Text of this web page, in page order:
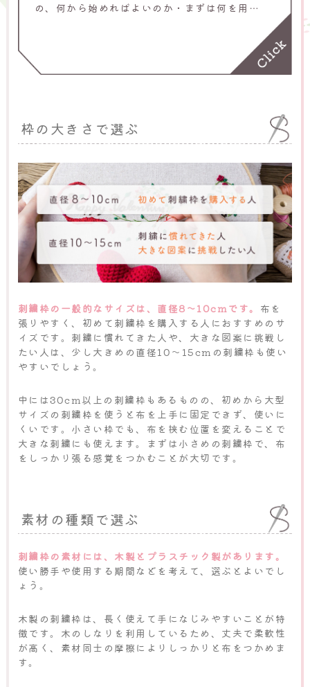
の、何から始めればよいのか・まずは何を用意
枠の大きさで選ぶ
刺繍枠の一般的なサイズは、直径8～10cmです。 布を
張りやすく、初めて刺繍枠を購入する人におすすめのサ
イズです。刺繍に慣れてきた人や、大きな図案に挑戦し
たい人は、少し大きめの直径10～15cmの刺繍枠も使い
やすいでしょう。
中には30cm以上の刺繍枠もあるものの、初めから大型
サイズの刺繍枠を使うと布を上手に固定できず、使いに
くいです。小さい枠でも、布を挟む位置を変えることで
大きな刺繍にも使えます。まずは小さめの刺繍枠で、布
をしっかり張る感覚をつかむことが大切です。
素材の種類で選ぶ
刺繍枠の素材には、木製とプラスチック製があります。
使い勝手や使用する期間などを考えて、選ぶとよいでし
ょう。
木製の刺繍枠は、長く使えて手になじみやすいことが特
徴です。木のしなりを利用しているため、丈夫で柔軟性
が高く、素材同士の摩擦によりしっかりと布をつかめま
す。